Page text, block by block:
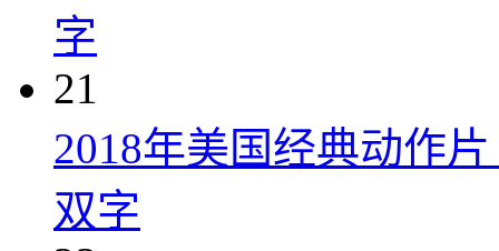
字
21
2018年美国经典动作
双字